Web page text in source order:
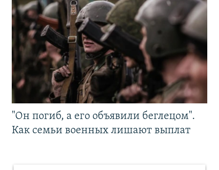
"Он погиб, а его объявили беглецом".
Как семьи военных лишают выплат